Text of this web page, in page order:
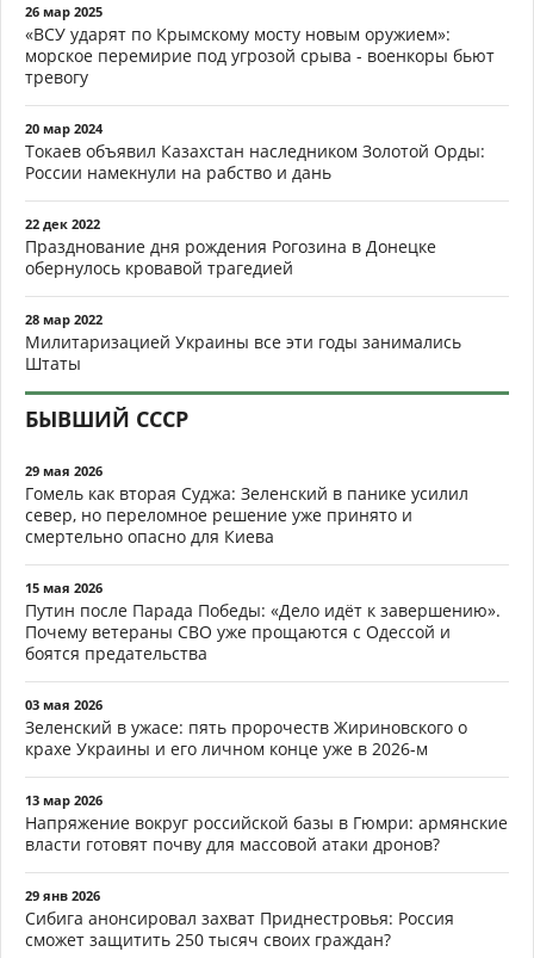
26 мар 2025
«ВСУ ударят по Крымскому мосту новым оружием»:
морское перемирие под угрозой срыва - военкоры бьют
тревогу
20 мар 2024
Токаев объявил Казахстан наследником Золотой Орды:
России намекнули на рабство и дань
22 дек 2022
Празднование дня рождения Рогозина в Донецке
обернулось кровавой трагедией
28 мар 2022
Милитаризацией Украины все эти годы занимались
Штаты
БЫВШИЙ СССР
29 мая 2026
Гомель как вторая Суджа: Зеленский в панике усилил
север, но переломное решение уже принято и
смертельно опасно для Киева
15 мая 2026
Путин после Парада Победы: «Дело идёт к завершению».
Почему ветераны СВО уже прощаются с Одессой и
боятся предательства
03 мая 2026
Зеленский в ужасе: пять пророчеств Жириновского о
крахе Украины и его личном конце уже в 2026-м
13 мар 2026
Напряжение вокруг российской базы в Гюмри: армянские
власти готовят почву для массовой атаки дронов?
29 янв 2026
Сибига анонсировал захват Приднестровья: Россия
сможет защитить 250 тысяч своих граждан?